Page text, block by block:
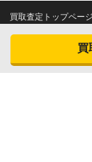
買
買取査定トップページ
タブレット買取査定
スマートウォッチ買取